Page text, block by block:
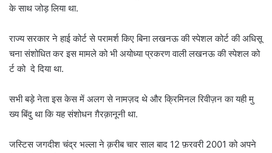
के साथ जोड़ लिया था.
राज्य सरकार ने हाई कोर्ट से परामर्श किए बिना लखनऊ की स्पेशल कोर्ट की अधिसू
चना संशोधित कर इस मामले को भी अयोध्या प्रकरण वाली लखनऊ की स्पेशल को
र्ट को दे दिया था.
सभी बड़े नेता इस केस में अलग से नामज़द थे और क्रिमिनल रिवीज़न का यही मु
ख्य बिंदु था कि यह संशोधन ग़ैरक़ानूनी था.
जस्टिस जगदीश चंद्र भल्ला ने क़रीब चार साल बाद 12 फ़रवरी 2001 को अपने